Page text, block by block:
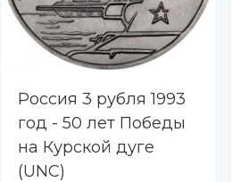
Россия 3 рубля 1993
год - 50 лет Победы
на Курской дуге
(UNC)